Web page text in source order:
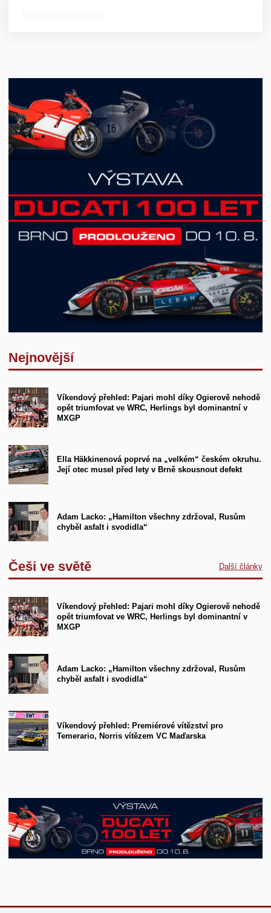
Nejnovější
Víkendový přehled: Pajari mohl díky Ogierově nehodě
opět triumfovat ve WRC, Herlings byl dominantní v
MXGP
Ella Häkkinenová poprvé na „velkém“ českém okruhu.
Její otec musel před lety v Brně skousnout defekt
Adam Lacko: „Hamilton všechny zdržoval, Rusům
chyběl asfalt i svodidla“
Češi ve světě Další články
Víkendový přehled: Pajari mohl díky Ogierově nehodě
opět triumfovat ve WRC, Herlings byl dominantní v
MXGP
Adam Lacko: „Hamilton všechny zdržoval, Rusům
chyběl asfalt i svodidla“
Víkendový přehled: Premiérové vítězství pro
Temerario, Norris vítězem VC Maďarska